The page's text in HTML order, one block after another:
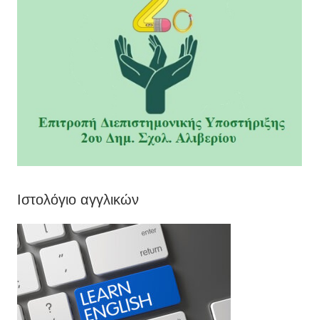
Ιστολόγιο αγγλικών